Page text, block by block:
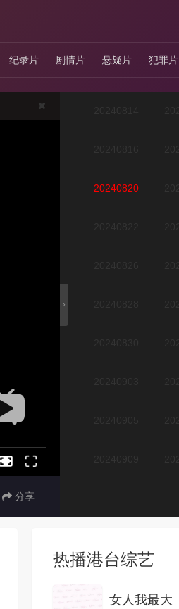
纪录片 剧情片 悬疑片 犯罪片
分享
20240820
热播港台综艺
女人我最大